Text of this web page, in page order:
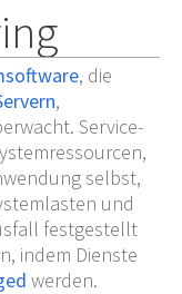
, die
,
Service-
selbst,
und
festgestellt
indem Dienste
werden.